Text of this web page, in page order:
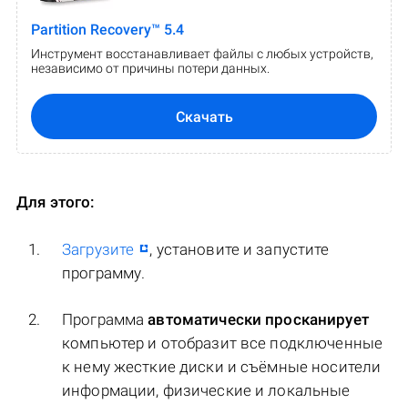
Partition Recovery™ 5.4
Инструмент восстанавливает файлы с любых устройств,
независимо от причины потери данных.
Скачать
Для этого:
Загрузите
, установите и запустите
программу.
Программаавтоматически просканирует
компьютер и отобразит все подключенные
к нему жесткие диски и съёмные носители
информации, физические и локальные